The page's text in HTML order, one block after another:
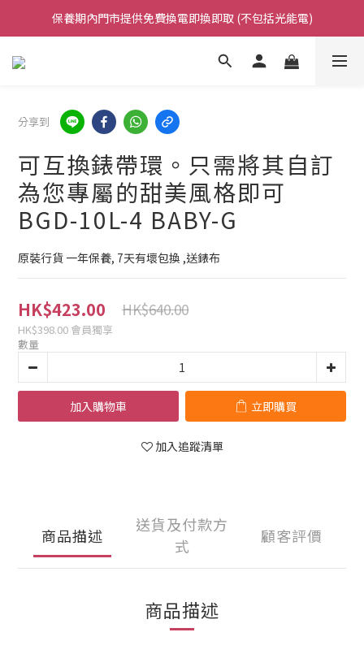
凡購買任何產品滿$500免運費（香港/澳門）
保養期內門市提供免費換電即換即取 (不包括光能電)
凡購買任何產品滿$500免運費（香港/澳門）
分享到
可互換錶帶環。只需將其自訂
為您專屬的甜美風格即可
BGD-10L-4 BABY-G
原裝行貨 一年保養, 7天有壞包換 ,送錶布
HK$423.00 HK$640.00
HK$398.00 會員獨享
數量
加入購物車 立即購買
加入追蹤清單
商品描述
送貨及付款方
式
顧客評價
商品描述